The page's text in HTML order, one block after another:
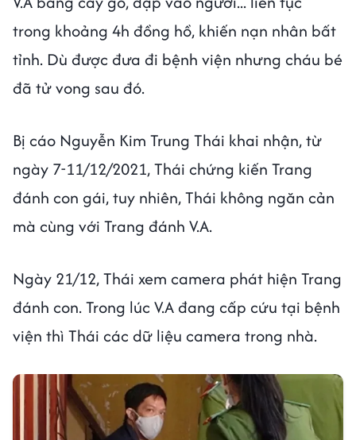
trong khoảng 4h đồng hồ, khiến nạn nhân bất
tỉnh. Dù được đưa đi bệnh viện nhưng cháu bé
đã tử vong sau đó.
Bị cáo Nguyễn Kim Trung Thái khai nhận, từ
ngày 7-11/12/2021, Thái chứng kiến Trang
đánh con gái, tuy nhiên, Thái không ngăn cản
mà cùng với Trang đánh V.A.
Ngày 21/12, Thái xem camera phát hiện Trang
đánh con. Trong lúc V.A đang cấp cứu tại bệnh
viện thì Thái các dữ liệu camera trong nhà.